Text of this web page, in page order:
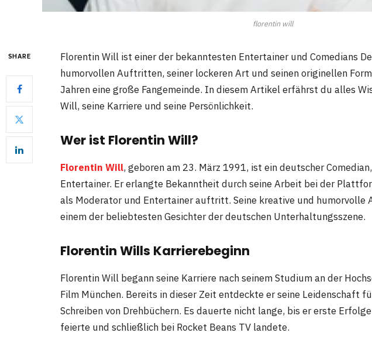
florentin will
SHARE
Florentin Will ist einer der bekanntesten Entertainer und Comedians
humorvollen Auftritten, seiner lockeren Art und seinen originellen
Jahren eine große Fangemeinde. In diesem Artikel erfährst du alles
Will, seine Karriere und seine Persönlichkeit.
Wer ist Florentin Will?
Florentin Will, geboren am 23. März 1991, ist ein deutscher
Entertainer. Er erlangte Bekanntheit durch seine Arbeit bei der
als Moderator und Entertainer auftritt. Seine kreative und humorvolle
einem der beliebtesten Gesichter der deutschen Unterhaltungsszene.
Florentin Wills Karrierebeginn
Florentin Will begann seine Karriere nach seinem Studium an der
Film München. Bereits in dieser Zeit entdeckte er seine Leidenschaft
Schreiben von Drehbüchern. Es dauerte nicht lange, bis er erste
feierte und schließlich bei Rocket Beans TV landete.